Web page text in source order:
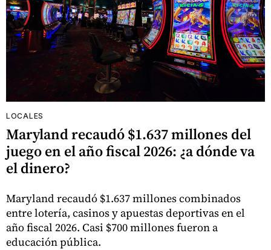
LOCALES
Maryland recaudó $1.637 millones del
juego en el año fiscal 2026: ¿a dónde va
el dinero?
Maryland recaudó $1.637 millones combinados
entre lotería, casinos y apuestas deportivas en el
año fiscal 2026. Casi $700 millones fueron a
educación pública.